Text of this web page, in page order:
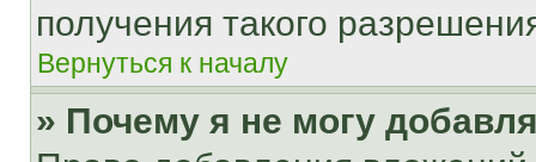
получения такого
Вернуться к началу
» Почему я не могу